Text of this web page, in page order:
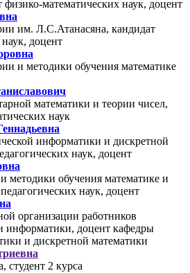
математических наук, доцент
им. Л.С.Атанасяна, кандидат
доцент
и методики обучения математике
математики и теории чисел,
наук
информатики и дискретной
наук, доцент
методики обучения математике и
наук, доцент
организации работников
информатики, доцент кафедры
и дискретной математики
студент 2 курса